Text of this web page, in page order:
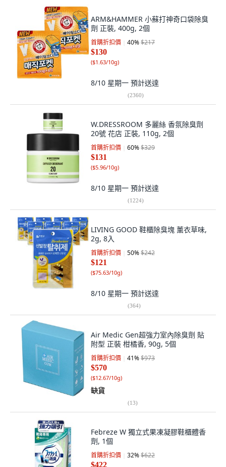
ARM&HAMMER 小蘇打神奇口袋除臭
劑 正裝, 400g, 2個
首購折扣價 40%$217
$130
($1.63/10g)
8/10 星期一 預計送達
(2360)
W.DRESSROOM 多麗絲 香氛除臭劑
20號 花店 正裝, 110g, 2個
首購折扣價 60%$329
$131
($5.96/10g)
8/10 星期一 預計送達
(1224)
LIVING GOOD 鞋櫃除臭塊 薰衣草味,
2g, 8入
首購折扣價 50%$242
$121
($75.63/10g)
8/10 星期一 預計送達
(364)
Air Medic Gen超強力室內除臭劑 貼
附型 正裝 柑橘香, 90g, 5個
首購折扣價 41%$973
$570
($12.67/10g)
缺貨
(13)
Febreze W 獨立式果凍凝膠鞋櫃體香
劑, 1個
首購折扣價 32%$622
$422